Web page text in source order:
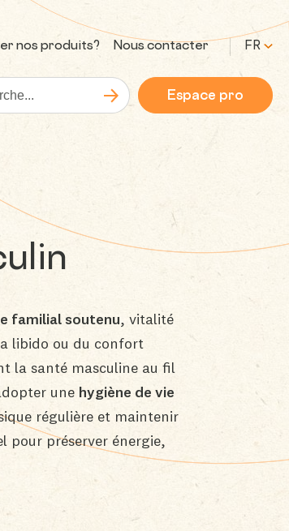
nos produits? Nous contacter FR
Lancer la rechercheEspace pro
familial soutenu, vitalité
libido ou du confort
la santé masculine au fil
une hygiène de vie
régulière et maintenir
pour préserver énergie,